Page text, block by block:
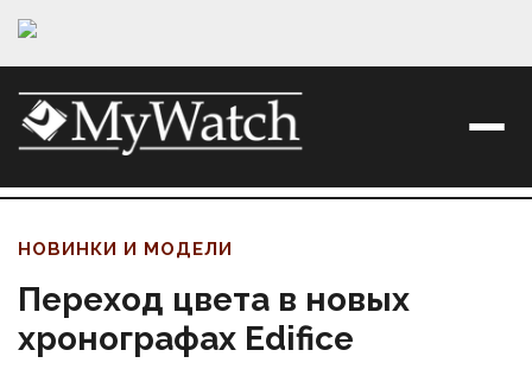
НОВИНКИ И МОДЕЛИ
Переход цвета в новых
хронографах Edifice